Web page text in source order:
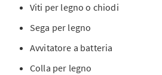
Viti per legno o chiodi
Sega per legno
Avvitatore a batteria
Colla per legno